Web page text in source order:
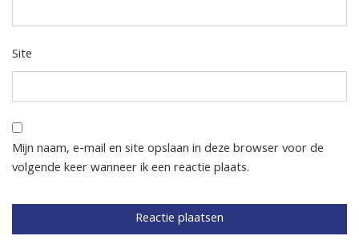
Site
Mijn naam, e-mail en site opslaan in deze browser voor de
volgende keer wanneer ik een reactie plaats.